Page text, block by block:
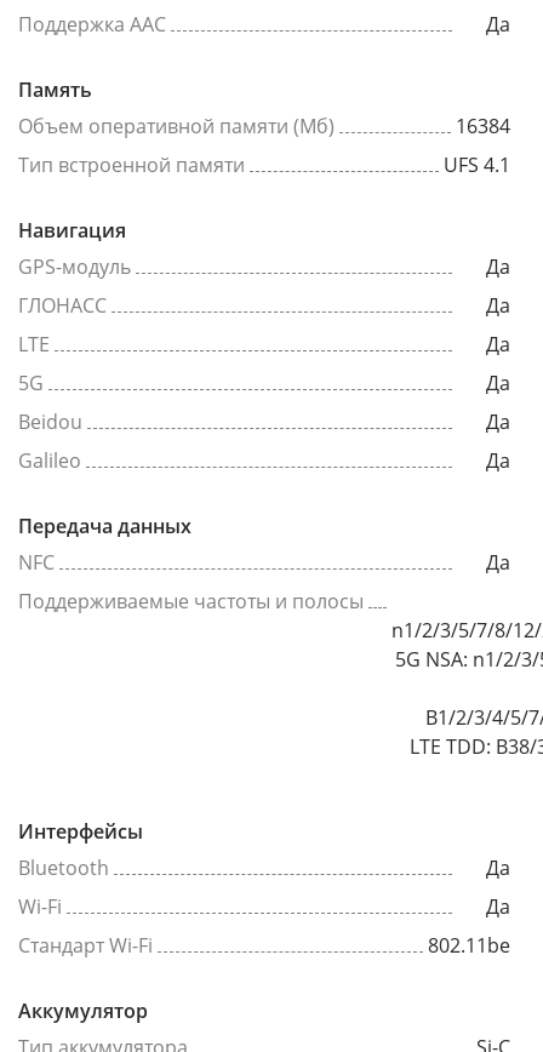
Поддержка AAC
Да
Память
Объем оперативной памяти (Мб)
16384
Тип встроенной памяти
UFS 4.1
Навигация
GPS-модуль
Да
ГЛОНАСС
Да
LTE
Да
5G
Да
Beidou
Да
Galileo
Да
Передача данных
NFC
Да
Поддерживаемые частоты и полосы
n1/2/3/5/7/8/
5G NSA: n1/2/
B1/2/3/4/5/
LTE TDD:
Интерфейсы
Bluetooth
Да
Wi-Fi
Да
Стандарт Wi-Fi
802.11be
Аккумулятор